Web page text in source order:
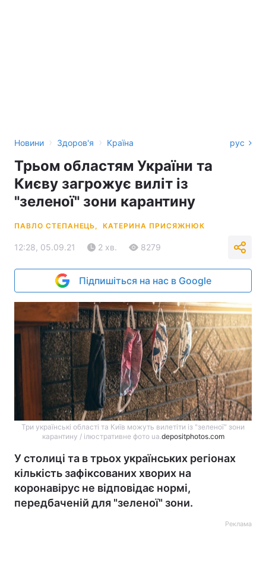
Новини › Здоров'я › Країна рус
Трьом областям України та
Києву загрожує виліт із
"зеленої" зони карантину
ПАВЛО СТЕПАНЕЦЬ, КАТЕРИНА ПРИСЯЖНЮК
12:28, 05.09.21 2 хв. 8279
Підпишіться на нас в Google
Три українські області та Київ можуть вилетіти із "зеленої" зони
карантину / ілюстративне фото ua.depositphotos.com
У столиці та в трьох українських регіонах
кількість зафіксованих хворих на
коронавірус не відповідає нормі,
передбаченій для "зеленої" зони.
Реклама